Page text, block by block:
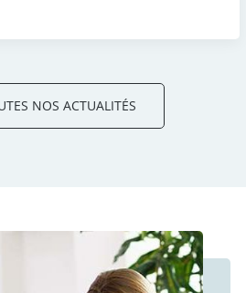
NOS ACTUALITÉS